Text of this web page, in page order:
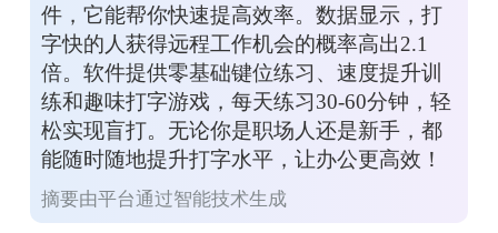
件，它能帮你快速提高效率。数据显示，打
字快的人获得远程工作机会的概率高出2.1
倍。软件提供零基础键位练习、速度提升训
练和趣味打字游戏，每天练习30-60分钟，轻
松实现盲打。无论你是职场人还是新手，都
能随时随地提升打字水平，让办公更高效！
摘要由平台通过智能技术生成